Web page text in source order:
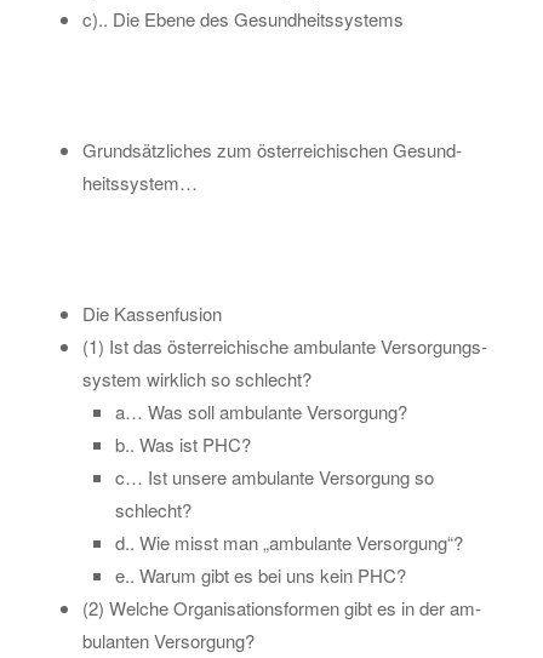
c).. Die Ebene des Ge­sund­heits­sys­tems
Grund­sätz­li­ches zum ös­ter­rei­chi­schen Ge­sund­
heits­sys­tem…
Die Kas­sen­fu­si­on
(1) Ist das ös­ter­rei­chi­sche am­bu­lan­te Ver­sor­gungs­
sys­tem wirk­lich so schlecht?
a… Was soll am­bu­lan­te Ver­sor­gung?
b.. Was ist PHC?
c… Ist un­se­re am­bu­lan­te Ver­sor­gung so
schlecht?
d.. Wie misst man „am­bu­lan­te Ver­sor­gung“?
e.. Warum gibt es bei uns kein PHC?
(2) Wel­che Or­ga­ni­sa­ti­ons­for­men gibt es in der am­
bu­lan­ten Ver­sor­gung?